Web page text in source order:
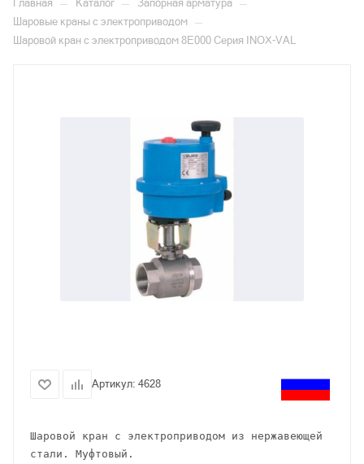
Главная — Каталог — Запорная арматура —
Шаровые краны с электроприводом —
Шаровой кран с электроприводом 8E000 Серия INOX-VAL
Артикул: 4628
Шаровой кран с электроприводом из нержавеющей